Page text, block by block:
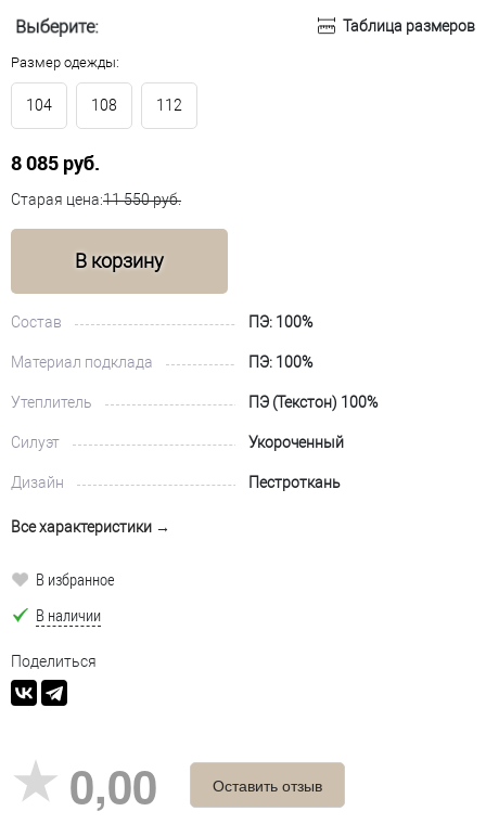
Выберите: Таблица размеров
Размер одежды:
104 108 112
8 085 руб.
Старая цена:11 550 руб.
В корзину
Состав ПЭ: 100%
Материал подклада ПЭ: 100%
Утеплитель ПЭ (Текстон) 100%
Силуэт Укороченный
Дизайн Пестроткань
Все характеристики →
В избранное
В наличии
Поделиться
0,00 Оставить отзыв